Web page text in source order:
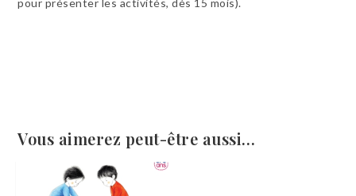
pour présenter les activités, dès 15 mois).
Vous aimerez peut-être aussi…